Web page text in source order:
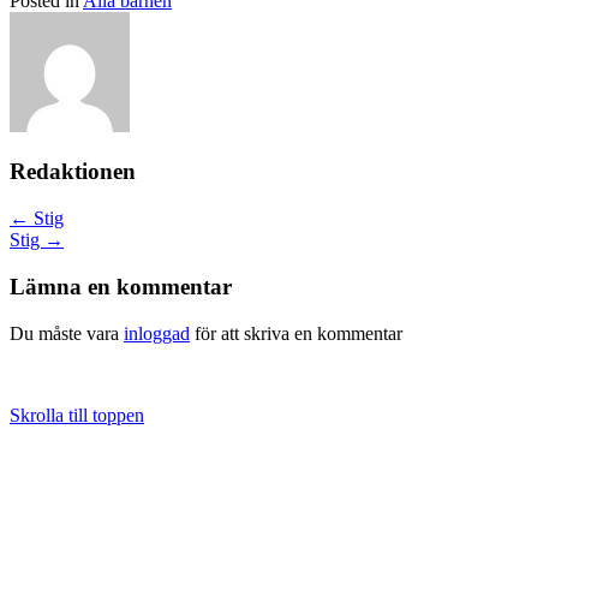
Redaktionen
Posts
navigation
← Stig
Stig →
Lämna en kommentar
Du måste vara inloggad för att skriva en kommentar
Skrolla till toppen